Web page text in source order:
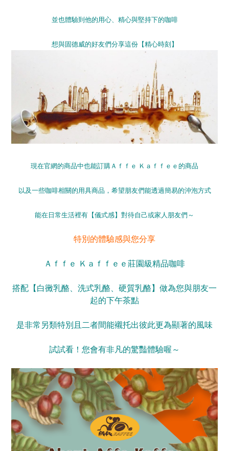
並也體驗到他的用心、精心與堅持下的咖啡
想與固德威的好友們分享這份【精心時刻】
現在官網的商品中也能訂購Ａｆｆｅ Ｋａｆｆｅｅ的商品
以及一些咖啡相關的用具商品，希望朋友們能透過簡易的沖泡方式
能在日常生活裡有【儀式感】對待自己或家人朋友們～
特別的體驗感與您分享
Ａｆｆｅ Ｋａｆｆｅｅ莊園級精品咖啡
搭配【白黴乳酪、洗式乳酪、硬質乳酪】做為您與朋友一
起的下午茶點
是非常另類特別且二者間能襯托出彼此更為顯著的風味
試試看！您會有非凡的驚豔體驗喔～